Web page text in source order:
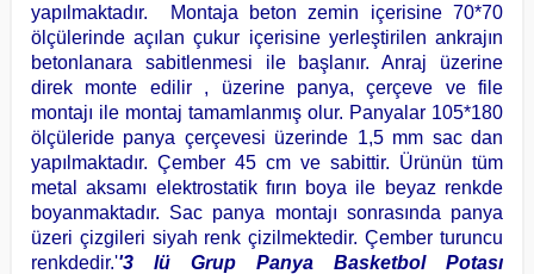
yapılmaktadır. Montaja beton zemin içerisine 70*70
ölçülerinde açılan çukur içerisine yerleştirilen ankrajın
betonlanara sabitlenmesi ile başlanır. Anraj üzerine
direk monte edilir , üzerine panya, çerçeve ve file
montajı ile montaj tamamlanmış olur. Panyalar 105*180
ölçüleride panya çerçevesi üzerinde 1,5 mm sac dan
yapılmaktadır. Çember 45 cm ve sabittir. Ürünün tüm
metal aksamı elektrostatik fırın boya ile beyaz renkde
boyanmaktadır. Sac panya montajı sonrasında panya
üzeri çizgileri siyah renk çizilmektedir. Çember turuncu
renkdedir.''3 lü Grup Panya Basketbol Potası